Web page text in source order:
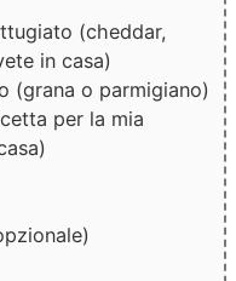
(cheddar,
in casa)
(grana o parmigiano)
per la mia